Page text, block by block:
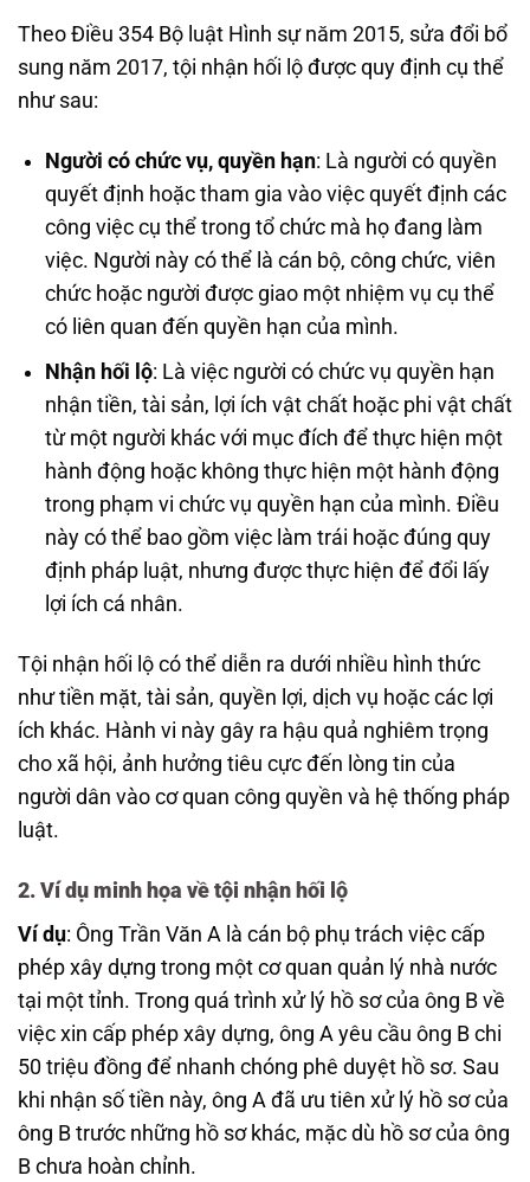
Theo Điều 354 Bộ luật Hình sự năm 2015, sửa đổi bổ
sung năm 2017, tội nhận hối lộ được quy định cụ thể
như sau:
Người có chức vụ, quyền hạn: Là người có quyền
quyết định hoặc tham gia vào việc quyết định các
công việc cụ thể trong tổ chức mà họ đang làm
việc. Người này có thể là cán bộ, công chức, viên
chức hoặc người được giao một nhiệm vụ cụ thể
có liên quan đến quyền hạn của mình.
Nhận hối lộ: Là việc người có chức vụ quyền hạn
nhận tiền, tài sản, lợi ích vật chất hoặc phi vật chất
từ một người khác với mục đích để thực hiện một
hành động hoặc không thực hiện một hành động
trong phạm vi chức vụ quyền hạn của mình. Điều
này có thể bao gồm việc làm trái hoặc đúng quy
định pháp luật, nhưng được thực hiện để đổi lấy
lợi ích cá nhân.
Tội nhận hối lộ có thể diễn ra dưới nhiều hình thức
như tiền mặt, tài sản, quyền lợi, dịch vụ hoặc các lợi
ích khác. Hành vi này gây ra hậu quả nghiêm trọng
cho xã hội, ảnh hưởng tiêu cực đến lòng tin của
người dân vào cơ quan công quyền và hệ thống pháp
luật.
2. Ví dụ minh họa về tội nhận hối lộ
Ví dụ: Ông Trần Văn A là cán bộ phụ trách việc cấp
phép xây dựng trong một cơ quan quản lý nhà nước
tại một tỉnh. Trong quá trình xử lý hồ sơ của ông B về
việc xin cấp phép xây dựng, ông A yêu cầu ông B chi
50 triệu đồng để nhanh chóng phê duyệt hồ sơ. Sau
khi nhận số tiền này, ông A đã ưu tiên xử lý hồ sơ của
ông B trước những hồ sơ khác, mặc dù hồ sơ của ông
B chưa hoàn chỉnh.